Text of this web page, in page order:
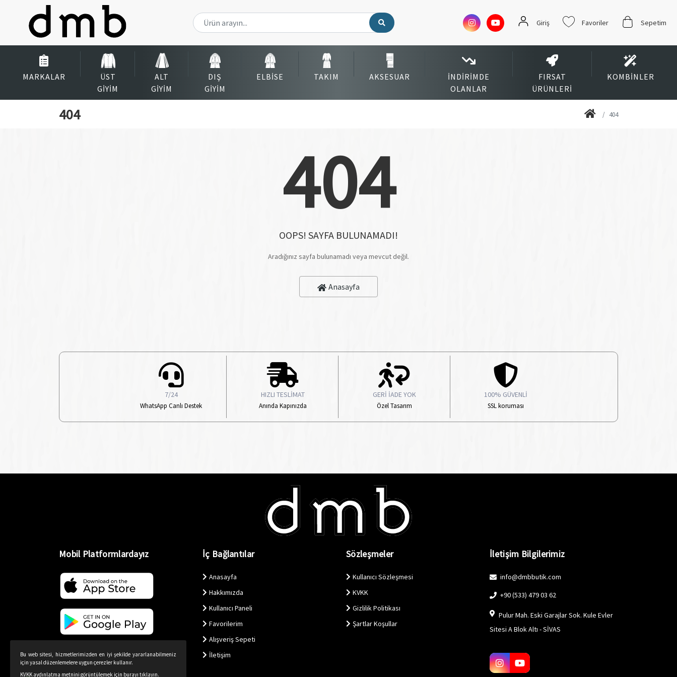
Giriş Favoriler Sepetim
MARKALAR
ÜST
GIYIM
ALT
GIYIM
DIŞ
GIYIM
ELBISE TAKIM AKSESUAR
İNDIRIMDE
OLANLAR
FIRSAT
ÜRÜNLERI
KOMBINLER
404 404
404
OOPS! SAYFA BULUNAMADI!
Aradığınız sayfa bulunamadı veya mevcut değil.
Anasayfa
7/24
WhatsApp Canlı Destek
HIZLI TESLİMAT
Anında Kapınızda
GERİ İADE YOK
Özel Tasarım
100% GÜVENLİ
SSL koruması
Mobil Platformlardayız İç Bağlantılar
Anasayfa
Hakkımızda
Kullanıcı Paneli
Favorilerim
Alışveriş Sepeti
İletişim
Sözleşmeler
Kullanıcı Sözleşmesi
KVKK
Gizlilik Politikası
Şartlar Koşullar
İletişim Bilgilerimiz
info@dmbbutik.com
+90 (533) 479 03 62
Pulur Mah. Eski Garajlar Sok. Kule Evler
Sitesi A Blok Altı - SİVAS
Bu web sitesi, hizmetlerimizden en iyi şekilde yararlanabilmeniz
için yasal düzenlemelere uygun çerezler kullanır.
KVKK aydınlatma metnini görüntülemek için burayı tıklayın.